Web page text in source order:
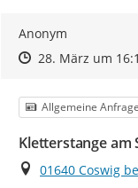
Anonym
Zeitpunkt des
Zeitpunkt des
28. März um
Kategorie
Allgemeine
Kletterstange am
Ort
01640 Coswig